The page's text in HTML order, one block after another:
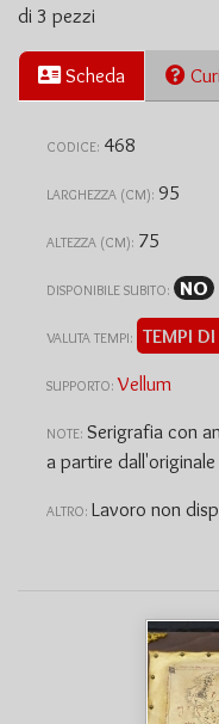
di 3 pezzi
Scheda
CODICE: 468
LARGHEZZA (CM): 95
ALTEZZA (CM): 75
DISPONIBILE SUBITO: NO
VALUTA TEMPI: TEMPI
SUPPORTO: Vellum
NOTE: Serigrafia con
a partire
ALTRO: Lavoro non